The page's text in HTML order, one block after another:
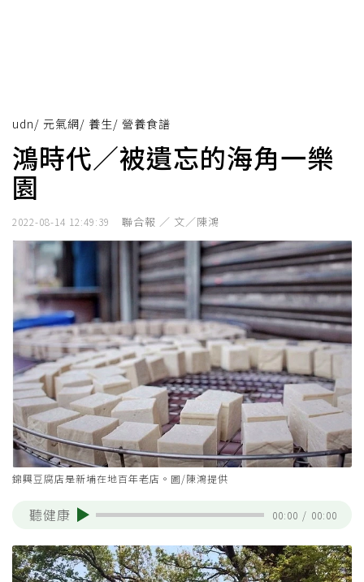
udn/ 元氣網/ 養生/ 營養食譜
鴻時代／被遺忘的海角一樂
園
2022-08-14 12:49:39 聯合報 ／ 文／陳鴻
錦興豆腐店是新埔在地百年老店。圖/陳鴻提供
聽健康 00:00 / 00:00